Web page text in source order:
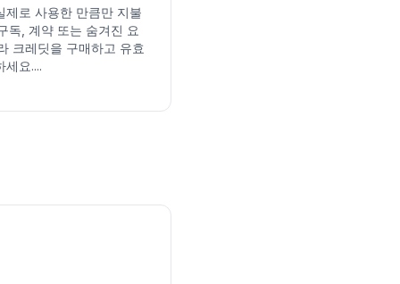
제로 사용한 만큼만 지불
독, 계약 또는 숨겨진 요
크레딧을 구매하고 유효
요....